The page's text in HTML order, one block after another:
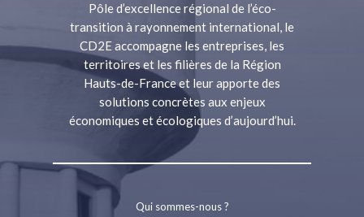
Pôle d’excellence régional de l’éco-
transition à rayonnement international, le
CD2E accompagne les entreprises, les
territoires et les filières de la Région
Hauts-de-France et leur apporte des
solutions concrètes aux enjeux
économiques et écologiques d’aujourd’hui.
Qui sommes-nous ?